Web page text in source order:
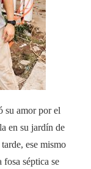
su amor por el
en su jardín de
ese mismo
fosa séptica se